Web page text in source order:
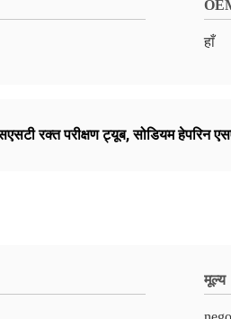
हाँ
रक्त परीक्षण ट्यूब,सोडियम हेपरिन
मूल्य